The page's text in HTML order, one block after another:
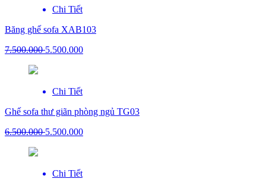
Chi Tiết
Băng ghế sofa XAB103
7.500.0005.500.000
Chi Tiết
Ghế sofa thư giãn phòng ngủ TG03
6.500.0005.500.000
Chi Tiết